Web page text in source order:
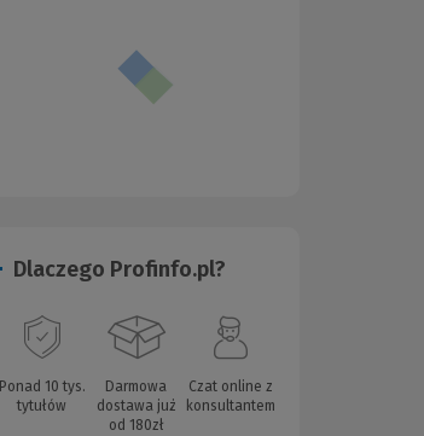
Dlaczego Profinfo.pl?
Ponad 10 tys.
tytułów
Darmowa
dostawa już
od 180zł
Czat online z
konsultantem